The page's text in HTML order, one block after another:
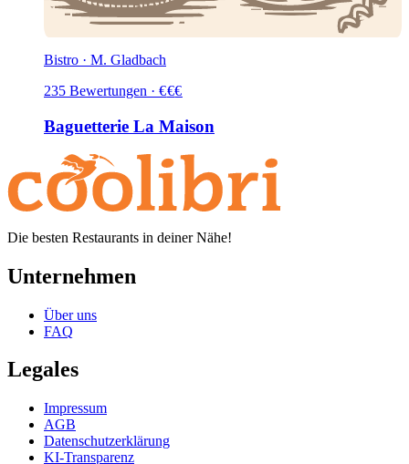
Bistro · M. Gladbach
235 Bewertungen · €€€
Baguetterie La Maison
Die besten Restaurants in deiner Nähe!
Unternehmen
Über uns
FAQ
Legales
Impressum
AGB
Datenschutzerklärung
KI-Transparenz